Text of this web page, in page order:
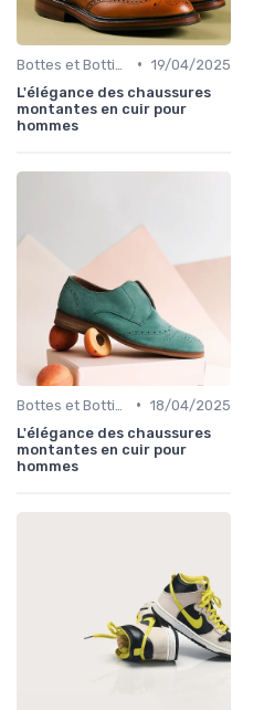
• 19/04/2025
L'élégance des chaussures
montantes en cuir pour
hommes
• 18/04/2025
L'élégance des chaussures
montantes en cuir pour
hommes